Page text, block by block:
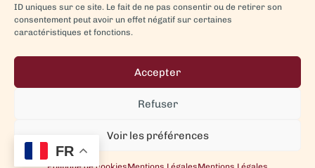
ID uniques sur ce site. Le fait de ne pas consentir ou de retirer son
consentement peut avoir un effet négatif sur certaines
caractéristiques et fonctions.
Accepter
Refuser
Voir les préférences
MENTIONS LÉGALES– POLITIQUE DE CONFIDENTIALITÉ
FR